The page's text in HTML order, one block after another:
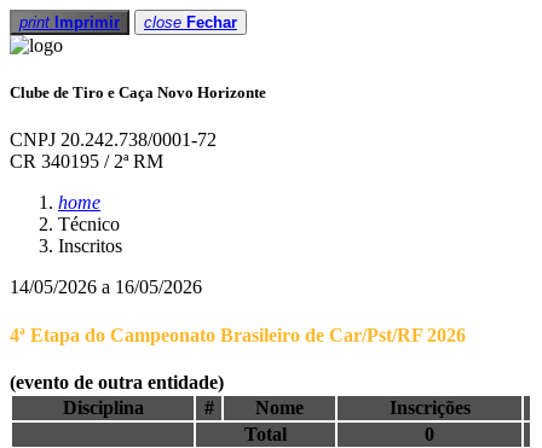
print Imprimir close Fechar
Clube de Tiro e Caça Novo Horizonte
CNPJ 20.242.738/0001-72
CR 340195 / 2ª RM
home
Técnico
Inscritos
14/05/2026 a 16/05/2026
4ª Etapa do Campeonato Brasileiro de Car/Pst/RF 2026
(evento de outra entidade)
Disciplina
# Nome
Inscrições
Total
0